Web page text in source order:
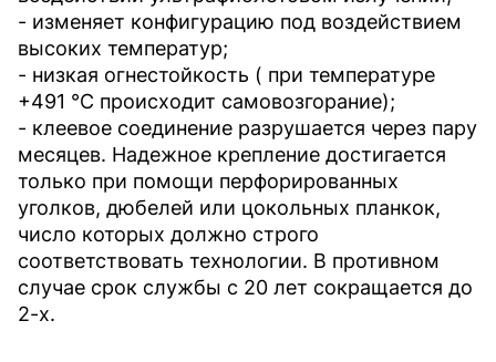
- изменяет конфигурацию под воздействием
высоких температур;
- низкая огнестойкость ( при температуре
+491 °С происходит самовозгорание);
- клеевое соединение разрушается через пару
месяцев. Надежное крепление достигается
только при помощи перфорированных
уголков, дюбелей или цокольных планкок,
число которых должно строго
соответствовать технологии. В противном
случае срок службы с 20 лет сокращается до
2-х.